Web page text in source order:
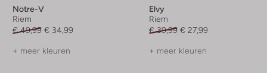
Notre-V
Riem
€ 49,99 € 34,99
+ meer kleuren
Elvy
Riem
€ 39,99 € 27,99
+ meer kleuren